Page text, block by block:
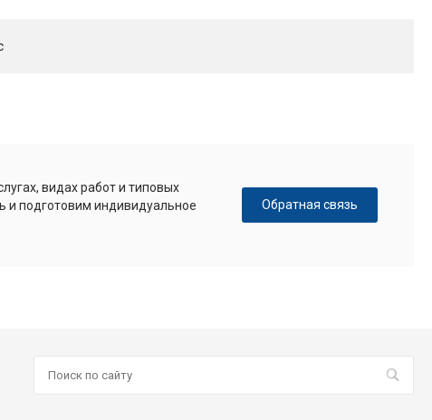
видах работ и типовых
и подготовим индивидуальное
Обратная связь